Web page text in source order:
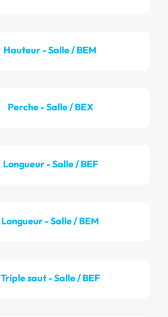
Hauteur - Salle / BEM
Perche - Salle / BEX
Longueur - Salle / BEF
Longueur - Salle / BEM
Triple saut - Salle / BEF